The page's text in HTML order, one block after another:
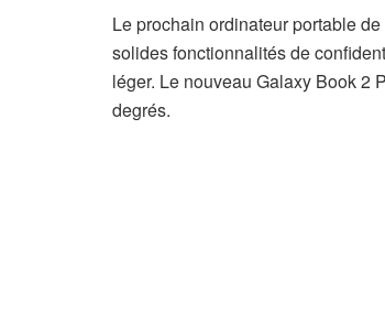
Le prochain ordinateur portable
solides fonctionnalités de
léger. Le nouveau Galaxy Book 2
degrés.